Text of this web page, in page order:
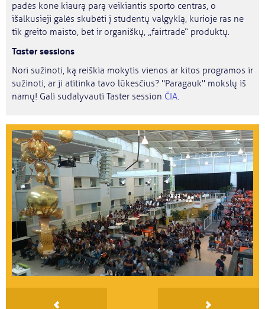
padės kone kiaurą parą veikiantis sporto centras, o
išalkusieji galės skubėti į studentų valgyklą, kurioje ras ne
tik greito maisto, bet ir organiškų, „fairtrade“ produktų.
Taster sessions
Nori sužinoti, ką reiškia mokytis vienos ar kitos programos ir
sužinoti, ar ji atitinka tavo lūkesčius? "Paragauk" mokslų iš
namų! Gali sudalyvauti Taster session ČIA.